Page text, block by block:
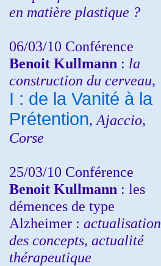
en matière plastique ?
06/03/10 Conférence
Benoit Kullmann : la
construction du cerveau,
I : de la Vanité à la
Prétention, Ajaccio,
Corse
25/03/10 Conférence
Benoit Kullmann : les
démences de type
Alzheimer : actualisation
des concepts, actualité
thérapeutique